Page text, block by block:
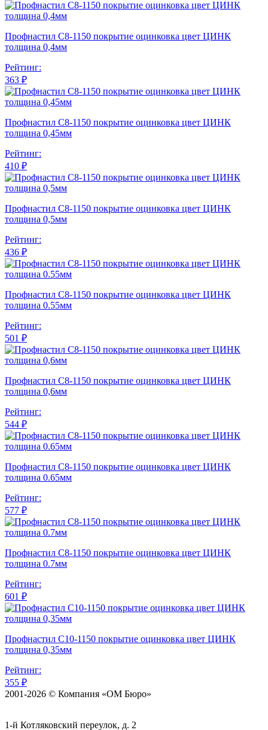
Профнастил С8-1150 покрытие оцинковка цвет ЦИНК
толщина 0,4мм
Рейтинг:
363 ₽
Профнастил С8-1150 покрытие оцинковка цвет ЦИНК
толщина 0,45мм
Рейтинг:
410 ₽
Профнастил С8-1150 покрытие оцинковка цвет ЦИНК
толщина 0,5мм
Рейтинг:
436 ₽
Профнастил С8-1150 покрытие оцинковка цвет ЦИНК
толщина 0.55мм
Рейтинг:
501 ₽
Профнастил С8-1150 покрытие оцинковка цвет ЦИНК
толщина 0,6мм
Рейтинг:
544 ₽
Профнастил С8-1150 покрытие оцинковка цвет ЦИНК
толщина 0.65мм
Рейтинг:
577 ₽
Профнастил С8-1150 покрытие оцинковка цвет ЦИНК
толщина 0.7мм
Рейтинг:
601 ₽
Профнастил С10-1150 покрытие оцинковка цвет ЦИНК
толщина 0,35мм
Рейтинг:
355 ₽
2001-2026 © Компания «ОМ Бюро»
1-й Котляковский переулок, д. 2